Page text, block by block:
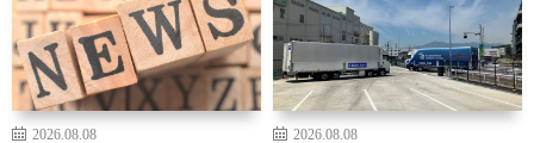
2026.08.08
2026.08.08